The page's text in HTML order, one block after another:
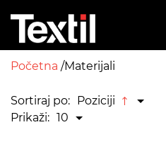
Početna Materijali
Sortiraj po: Poziciji
Prikaži: 10